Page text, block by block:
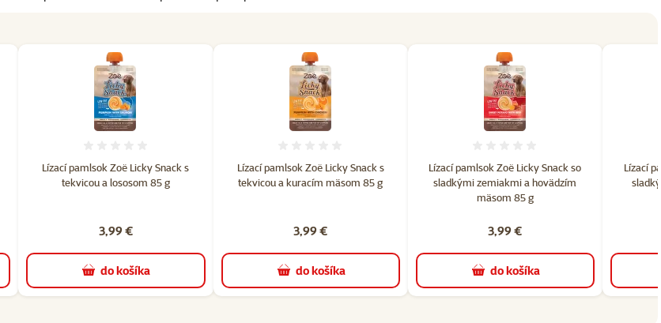
Lízací pamlsok Zoë Licky Snack s
tekvicou a lososom 85 g
3,99 €
do košíka
Lízací pamlsok Zoë Licky Snack s
tekvicou a kuracím mäsom 85 g
3,99 €
do košíka
Lízací pamlsok Zoë Licky Snack so
sladkými zemiakmi a hovädzím
mäsom 85 g
3,99 €
do košíka
Lízací